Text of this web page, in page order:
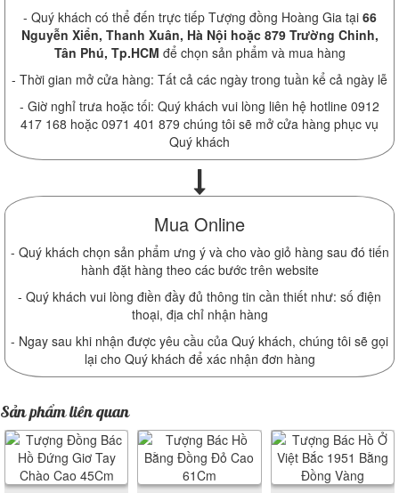
- Quý khách có thể đến trực tiếp Tượng đồng Hoàng Gia tại 66
Nguyễn Xiển, Thanh Xuân, Hà Nội hoặc 879 Trường Chinh,
Tân Phú, Tp.HCM để chọn sản phẩm và mua hàng
- Thời gian mở cửa hàng: Tất cả các ngày trong tuần kể cả ngày lễ
- Giờ nghỉ trưa hoặc tối: Quý khách vui lòng liên hệ hotline 0912
417 168 hoặc 0971 401 879 chúng tôi sẽ mở cửa hàng phục vụ
Quý khách
Mua Online
- Quý khách chọn sản phẩm ưng ý và cho vào giỏ hàng sau đó tiến
hành đặt hàng theo các bước trên website
- Quý khách vui lòng điền đầy đủ thông tin cần thiết như: số điện
thoại, địa chỉ nhận hàng
- Ngay sau khi nhận được yêu cầu của Quý khách, chúng tôi sẽ gọi
lại cho Quý khách để xác nhận đơn hàng
Sản phẩm liên quan